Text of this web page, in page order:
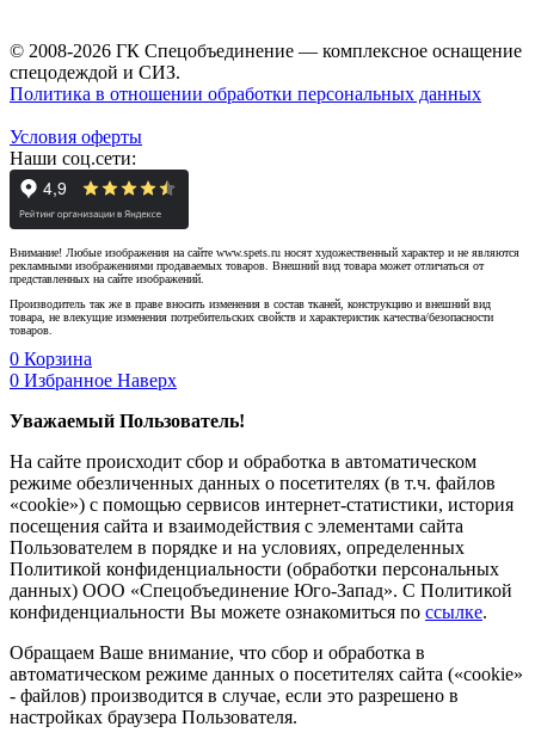
© 2008-2026 ГК Спецобъединение — комплексное оснащение
спецодеждой и СИЗ.
Политика в отношении обработки персональных данных
Условия оферты
Наши соц.сети:
Внимание! Любые изображения на сайте www.spets.ru носят художественный характер и не являются
рекламными изображениями продаваемых товаров. Внешний вид товара может отличаться от
представленных на сайте изображений.
Производитель так же в праве вносить изменения в состав тканей, конструкцию и внешний вид
товара, не влекущие изменения потребительских свойств и характеристик качества/безопасности
товаров.
0 Корзина
0 Избранное Наверх
Уважаемый Пользователь!
На сайте происходит сбор и обработка в автоматическом
режиме обезличенных данных о посетителях (в т.ч. файлов
«cookie») с помощью сервисов интернет-статистики, история
посещения сайта и взаимодействия с элементами сайта
Пользователем в порядке и на условиях, определенных
Политикой конфиденциальности (обработки персональных
данных) ООО «Спецобъединение Юго-Запад». С Политикой
конфиденциальности Вы можете ознакомиться по ссылке.
Обращаем Ваше внимание, что сбор и обработка в
автоматическом режиме данных о посетителях сайта («cookie»
- файлов) производится в случае, если это разрешено в
настройках браузера Пользователя.